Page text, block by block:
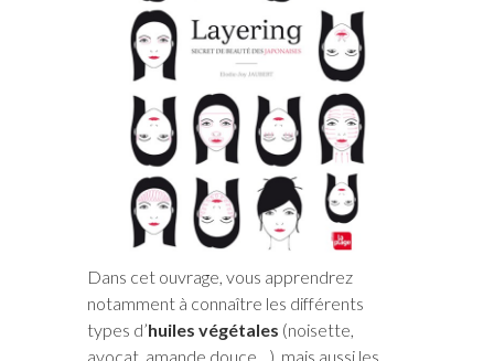
Dans cet ouvrage, vous apprendrez
notamment à connaître les différents
types d’huiles végétales (noisette,
avocat, amande douce…), mais aussi les